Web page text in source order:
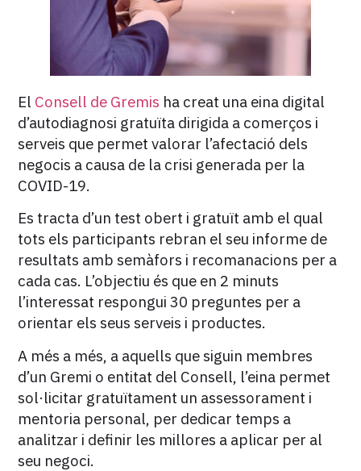
El Consell de Gremis ha creat una eina digital
d’autodiagnosi gratuïta dirigida a comerços i
serveis que permet valorar l’afectació dels
negocis a causa de la crisi generada per la
COVID-19.
Es tracta d’un test obert i gratuït amb el qual
tots els participants rebran el seu informe de
resultats amb semàfors i recomanacions per a
cada cas. L’objectiu és que en 2 minuts
l’interessat respongui 30 preguntes per a
orientar els seus serveis i productes.
A més a més, a aquells que siguin membres
d’un Gremi o entitat del Consell, l’eina permet
sol·licitar gratuïtament un assessorament i
mentoria personal, per dedicar temps a
analitzar i definir les millores a aplicar per al
seu negoci.